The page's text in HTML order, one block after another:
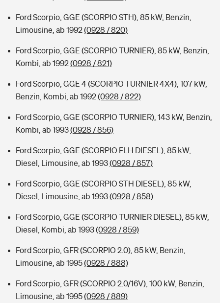
Ford Scorpio, GGE (SCORPIO STH), 85 kW, Benzin,
Limousine, ab 1992(0928 / 820)
Ford Scorpio, GGE (SCORPIO TURNIER), 85 kW, Benzin,
Kombi, ab 1992(0928 / 821)
Ford Scorpio, GGE 4 (SCORPIO TURNIER 4X4), 107 kW,
Benzin, Kombi, ab 1992(0928 / 822)
Ford Scorpio, GGE (SCORPIO TURNIER), 143 kW, Benzin,
Kombi, ab 1993(0928 / 856)
Ford Scorpio, GGE (SCORPIO FLH DIESEL), 85 kW,
Diesel, Limousine, ab 1993(0928 / 857)
Ford Scorpio, GGE (SCORPIO STH DIESEL), 85 kW,
Diesel, Limousine, ab 1993(0928 / 858)
Ford Scorpio, GGE (SCORPIO TURNIER DIESEL), 85 kW,
Diesel, Kombi, ab 1993(0928 / 859)
Ford Scorpio, GFR (SCORPIO 2.0), 85 kW, Benzin,
Limousine, ab 1995(0928 / 888)
Ford Scorpio, GFR (SCORPIO 2.0/16V), 100 kW, Benzin,
Limousine, ab 1995(0928 / 889)